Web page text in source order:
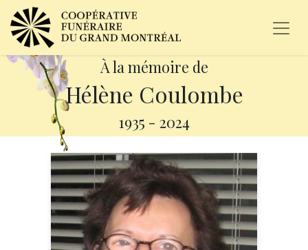
À la mémoire de
Hélène Coulombe
1935 - 2024